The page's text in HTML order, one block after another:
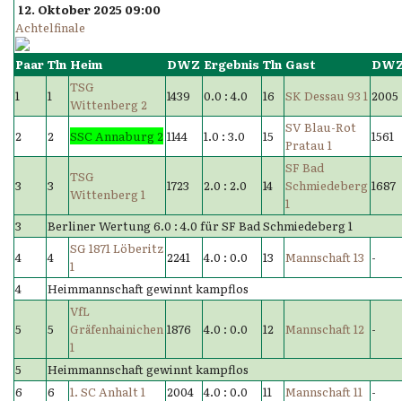
12. Oktober 2025 09:00
Achtelfinale
Paar Tln Heim DWZ Ergebnis Tln Gast
1
1
TSG
Wittenberg 2
1439 0.0 : 4.0 16 SK Dessau 93 1 2005
2 2 SSC Annaburg 2 1144 1.0 : 3.0 15
SV Blau-Rot
Pratau 1
1561
3 3
TSG
Wittenberg 1
1723 2.0 : 2.0 14
SF Bad
Schmiedeberg
1
1687
3
Berliner Wertung 6.0 : 4.0 für SF Bad Schmiedeberg 1
4
4
SG 1871 Löberitz
1
2241 4.0 : 0.0 13 Mannschaft 13 -
4
Heimmannschaft gewinnt kampflos
5 5
VfL
Gräfenhainichen
1
1876 4.0 : 0.0 12 Mannschaft 12 -
5
Heimmannschaft gewinnt kampflos
6
6 1. SC Anhalt 1 2004 4.0 : 0.0 11 Mannschaft 11 -